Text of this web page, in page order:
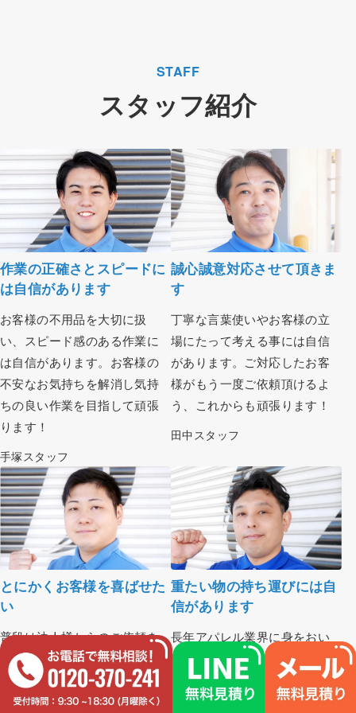
STAFF
スタッフ紹介
作業の正確さとスピードに
は自信があります
お客様の不用品を大切に扱
い、スピード感のある作業に
は自信があります。お客様の
不安なお気持ちを解消し気持
ちの良い作業を目指して頑張
ります！
手塚スタッフ
誠心誠意対応させて頂きま
す
丁寧な言葉使いやお客様の立
場にたって考える事には自信
があります。ご対応したお客
様がもう一度ご依頼頂けるよ
う、これからも頑張ります！
田中スタッフ
とにかくお客様を喜ばせた
い
普段は法人様からのご依頼を
主に担当させて頂いておりま
す。お客様への丁寧な言葉遣
いと、細かなご要望に応じた
重たい物の持ち運びには自
信があります
長年アパレル業界に身をおい
てきた為、丁寧な接客に自信
があります！体力にも自信が
あるので、どんなに大変な作